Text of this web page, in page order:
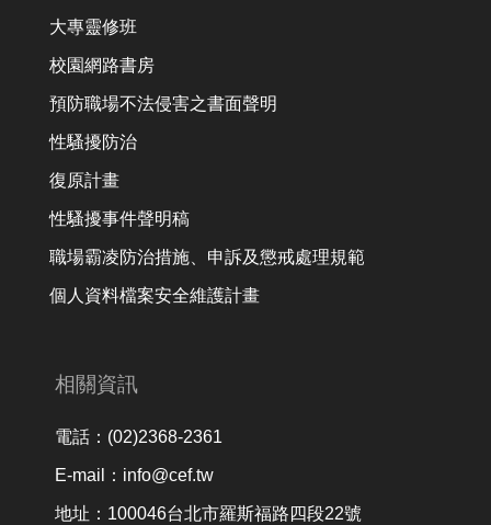
大專靈修班
校園網路書房
預防職場不法侵害之書面聲明
性騷擾防治
復原計畫
性騷擾事件聲明稿
職場霸凌防治措施、申訴及懲戒處理規範
個人資料檔案安全維護計畫
相關資訊
電話：(02)2368-2361
E-mail：info@cef.tw
地址：100046台北市羅斯福路四段22號